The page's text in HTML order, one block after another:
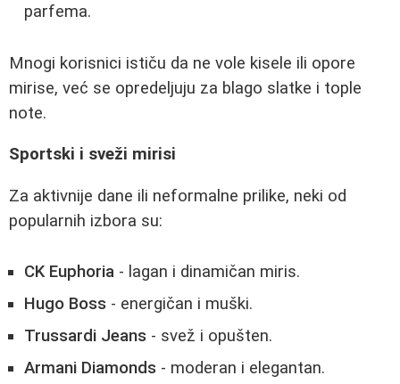
parfema.
Mnogi korisnici ističu da ne vole kisele ili opore
mirise, već se opredeljuju za blago slatke i tople
note.
Sportski i sveži mirisi
Za aktivnije dane ili neformalne prilike, neki od
popularnih izbora su:
CK Euphoria - lagan i dinamičan miris.
Hugo Boss - energičan i muški.
Trussardi Jeans - svež i opušten.
Armani Diamonds - moderan i elegantan.